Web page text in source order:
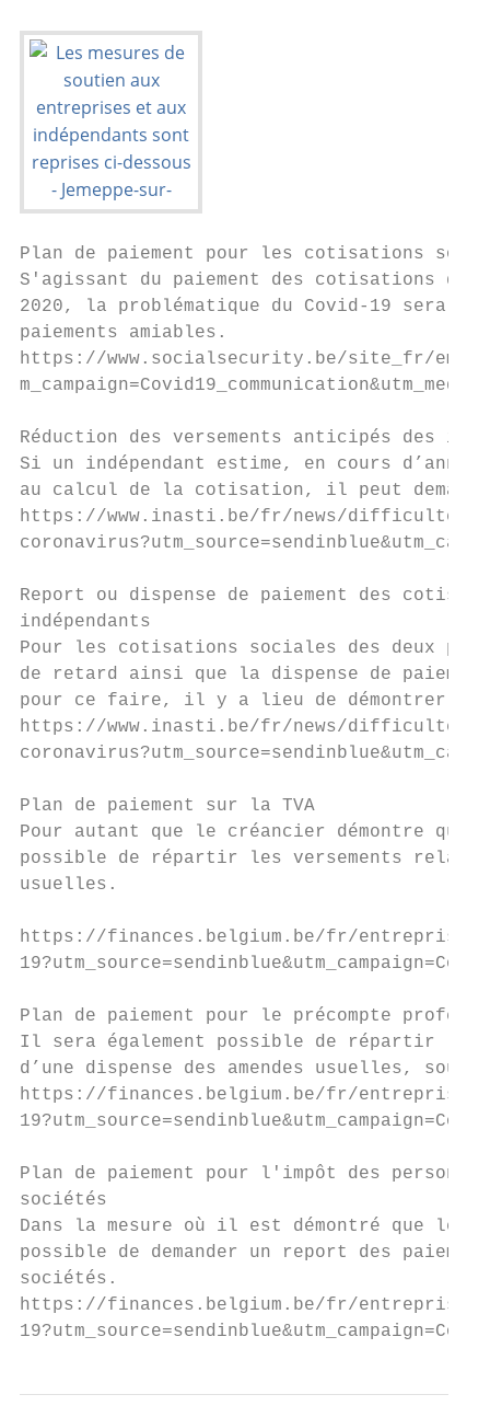
Plan de paiement pour les cotisations
S'agissant du paiement des cotisations de
2020, la problématique du Covid-19 sera
paiements amiables.
https://www.socialsecurity.be/site_fr/
Réduction des versements anticipés des
Si un indépendant estime, en cours
au calcul de la cotisation, il peut
https://www.inasti.be/fr/news/difficultes-
Report ou dispense de paiement des
indépendants
Pour les cotisations sociales des deux
de retard ainsi que la dispense de
pour ce faire, il y a lieu de démontrer
https://www.inasti.be/fr/news/difficultes-
Plan de paiement sur la TVA
Pour autant que le créancier démontre
possible de répartir les versements
usuelles.
https://finances.belgium.be/fr/entreprises/
Plan de paiement pour le précompte
Il sera également possible de répartir les
d’une dispense des amendes usuelles, sous
https://finances.belgium.be/fr/entreprises/
Plan de paiement pour l'impôt des
sociétés
Dans la mesure où il est démontré que
possible de demander un report des
sociétés.
https://finances.belgium.be/fr/entreprises/